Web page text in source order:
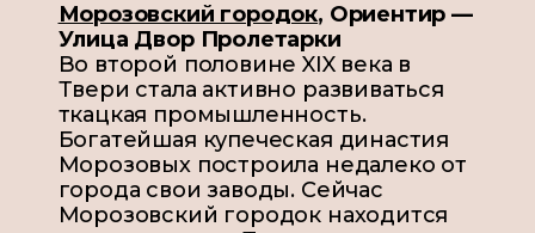
Морозовский городок, Ориентир —
Улица Двор Пролетарки
Во второй половине XIX века в
Твери стала активно развиваться
ткацкая промышленность.
Богатейшая купеческая династия
Морозовых построила недалеко от
города свои заводы. Сейчас
Морозовский городок находится